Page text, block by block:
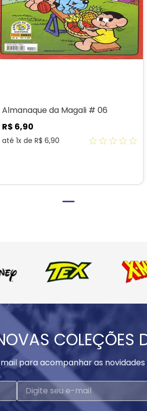
Almanaque da Magali # 06
R$ 6,90
até 1x de R$ 6,90 ☆☆☆☆☆
COLEÇÕES
para acompanhar as